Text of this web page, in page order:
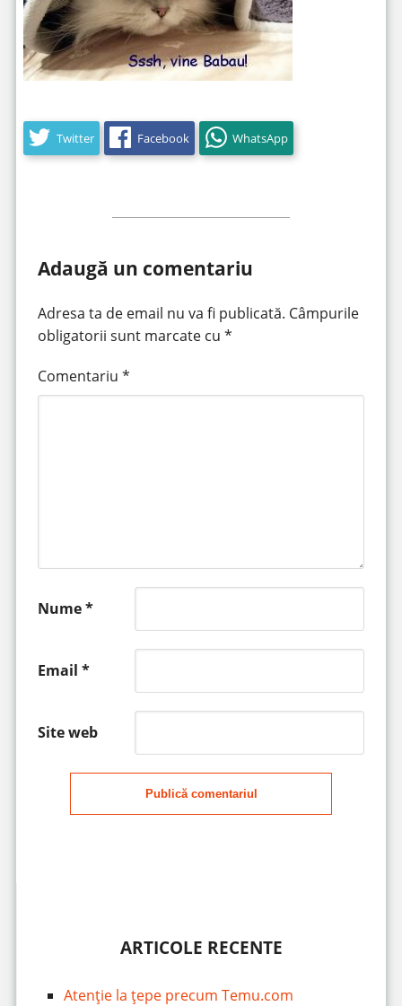
Twitter Facebook WhatsApp
Adaugă un comentariu
Adresa ta de email nu va fi publicată. Câmpurile
obligatorii sunt marcate cu *
Comentariu *
Nume*
Email *
Site web
Publică comentariul
ARTICOLE RECENTE
Atenție la țepe precum Temu.com